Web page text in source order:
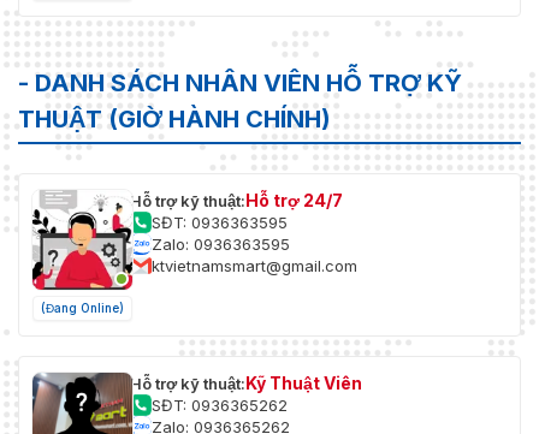
- DANH SÁCH NHÂN VIÊN HỖ TRỢ KỸ
THUẬT (GIỜ HÀNH CHÍNH)
(Đang Online)
Hỗ trợ kỹ thuật:Hỗ trợ 24/7
SĐT: 0936363595
Zalo: 0936363595
ktvietnamsmart@gmail.com
Hỗ trợ kỹ thuật:Kỹ Thuật Viên
SĐT: 0936365262
Zalo: 0936365262